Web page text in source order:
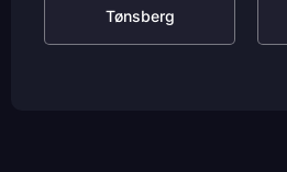
Tønsberg